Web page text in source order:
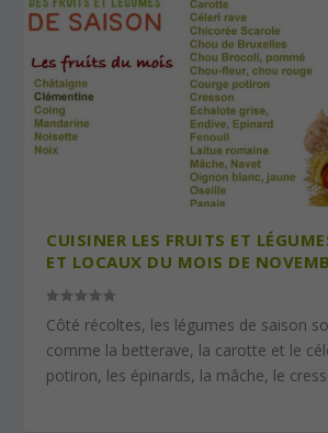
CUISINER LES FRUITS ET
ET LOCAUX DU MOIS DE
Côté récoltes, les légumes de saison
comme la betterave, la carotte et le
potiron, les épinards, la mâche, le